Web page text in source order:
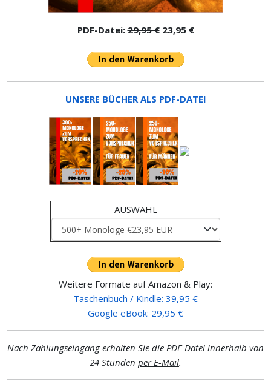
PDF-Datei:29,95 €23,95 €
UNSERE BÜCHER ALS PDF-DATEI
AUSWAHL
Weitere Formate auf Amazon & Play:
Taschenbuch / Kindle: 39,95 €
Google eBook: 29,95 €
Nach Zahlungseingang erhalten Sie die PDF-Datei innerhalb von
24 Stunden per E-Mail.